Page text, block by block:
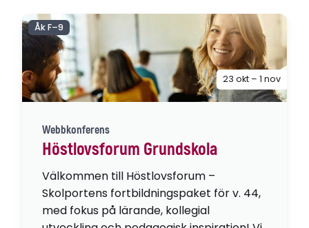
Webbkonferens
Höstlovsforum Grundskola
Välkommen till Höstlovsforum –
Skolportens fortbildningspaket för v. 44,
med fokus på lärande, kollegial
Åk F–9
23 okt – 1 nov